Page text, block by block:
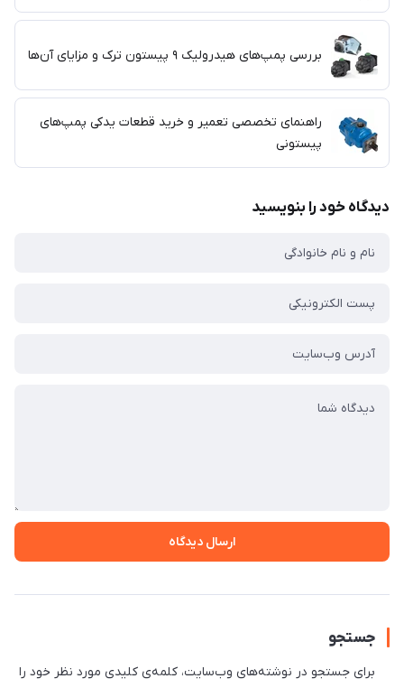
بررسی پمپ‌های هیدرولیک ۹ پیستون ترک و مزایای آن‌ها
راهنمای تخصصی تعمیر و خرید قطعات یدکی پمپ‌های
پیستونی
دیدگاه خود را بنویسید
ارسال دیدگاه
جستجو
برای جستجو در نوشته‌های وب‌سایت، کلمه‌ی کلیدی مورد نظر خود را